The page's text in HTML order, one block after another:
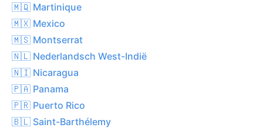
🇲🇶 Martinique
🇲🇽 Mexico
🇲🇸 Montserrat
🇳🇱 Nederlandsch West-Indië
🇳🇮 Nicaragua
🇵🇦 Panama
🇵🇷 Puerto Rico
🇧🇱 Saint-Barthélemy